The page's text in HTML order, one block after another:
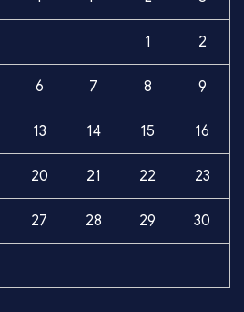
1 2
6 7 8 9
13 14 15 16
20 21 22 23
27 28 29 30